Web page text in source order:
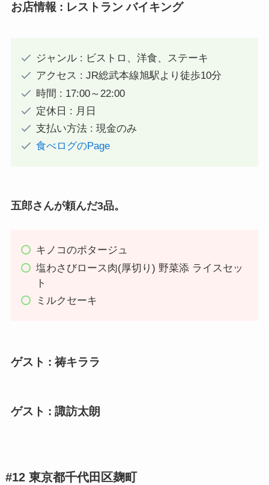
お店情報 : レストラン バイキング
ジャンル : ビストロ、洋食、ステーキ
アクセス : JR総武本線旭駅より徒歩10分
時間 : 17:00～22:00
定休日 : 月日
支払い方法 : 現金のみ
食べログのPage
五郎さんが頼んだ3品。
キノコのポタージュ
塩わさびロース肉(厚切り) 野菜添 ライスセッ
ト
ミルクセーキ
ゲスト : 祷キララ
ゲスト : 諏訪太朗
#12 東京都千代田区麹町